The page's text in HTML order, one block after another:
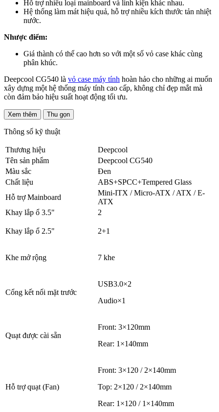
Hỗ trợ nhiều loại mainboard và linh kiện khác nhau.
Hệ thống làm mát hiệu quả, hỗ trợ nhiều kích thước tản nhiệt
nước.
Nhược điểm:
Giá thành có thể cao hơn so với một số vỏ case khác cùng
phân khúc.
Deepcool CG540 là vỏ case máy tính hoàn hảo cho những ai muốn
xây dựng một hệ thống máy tính cao cấp, không chỉ đẹp mắt mà
còn đảm bảo hiệu suất hoạt động tối ưu.
Xem thêm Thu gọn
Thông số kỹ thuật
Thương hiệu
Deepcool
Tên sản phẩm
Deepcool CG540
Màu sắc
Đen
Chất liệu
ABS+SPCC+Tempered Glass
Hỗ trợ Mainboard
Mini-ITX / Micro-ATX / ATX / E-
ATX
Khay lắp ổ 3.5"
2
Khay lắp ổ 2.5" 2+1
Khe mở rộng 7 khe
Cổng kết nối mặt trước
USB3.0×2
Audio×1
Quạt được cài sẵn
Front: 3×120mm
Rear: 1×140mm
Hỗ trợ quạt (Fan)
Front: 3×120 / 2×140mm
Top: 2×120 / 2×140mm
Rear: 1×120 / 1×140mm